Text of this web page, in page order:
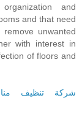
and
and that need
unwanted
with interest in
of floors and
شركة تنظيف